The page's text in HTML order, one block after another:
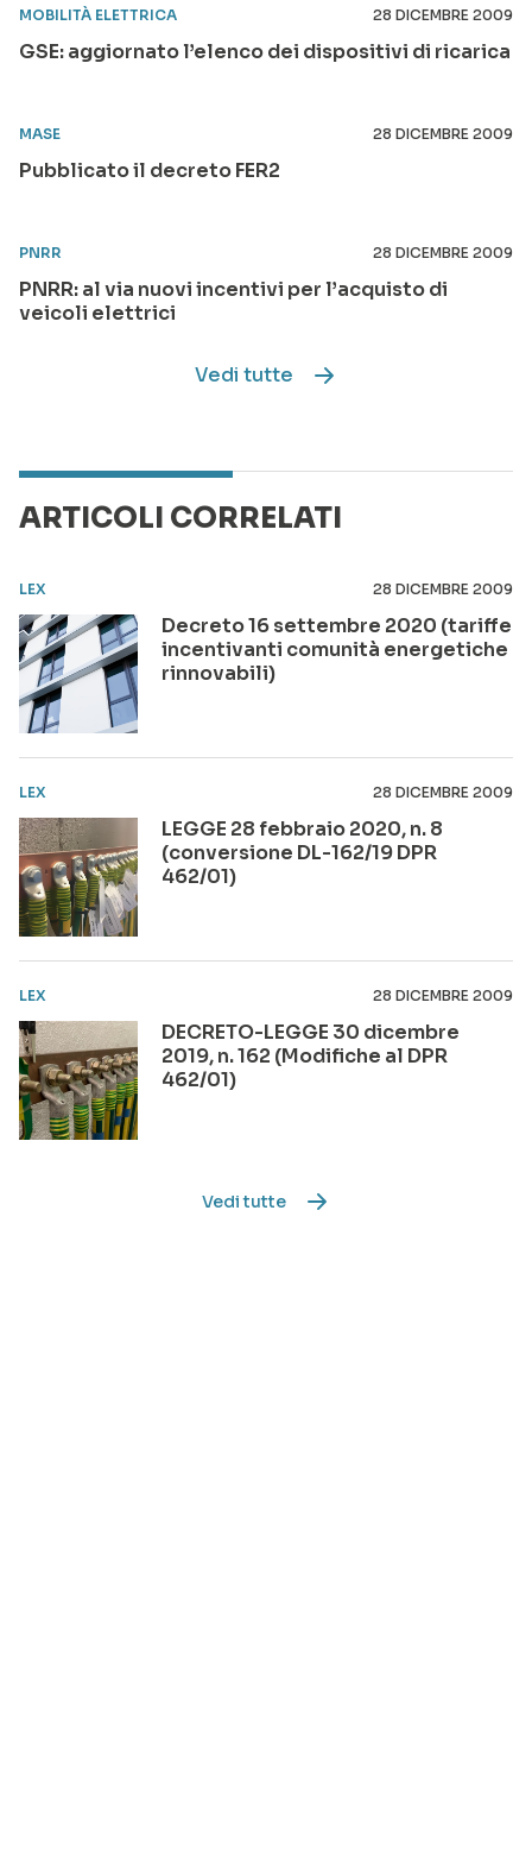
MOBILITÀ ELETTRICA 28 DICEMBRE 2009
GSE: aggiornato l’elenco dei dispositivi di ricarica
MASE 28 DICEMBRE 2009
Pubblicato il decreto FER2
PNRR 28 DICEMBRE 2009
PNRR: al via nuovi incentivi per l’acquisto di
veicoli elettrici
Vedi tutte
ARTICOLI CORRELATI
LEX 28 DICEMBRE 2009
Decreto 16 settembre 2020 (tariffe
incentivanti comunità energetiche
rinnovabili)
LEX 28 DICEMBRE 2009
LEGGE 28 febbraio 2020, n. 8
(conversione DL-162/19 DPR
462/01)
LEX 28 DICEMBRE 2009
DECRETO-LEGGE 30 dicembre
2019, n. 162 (Modifiche al DPR
462/01)
Vedi tutte